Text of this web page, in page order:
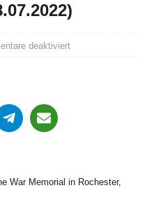
deaktiviert
War Memorial in Rochester,